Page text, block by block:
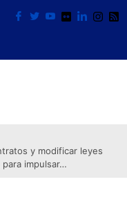
y modificar leyes
impulsar…